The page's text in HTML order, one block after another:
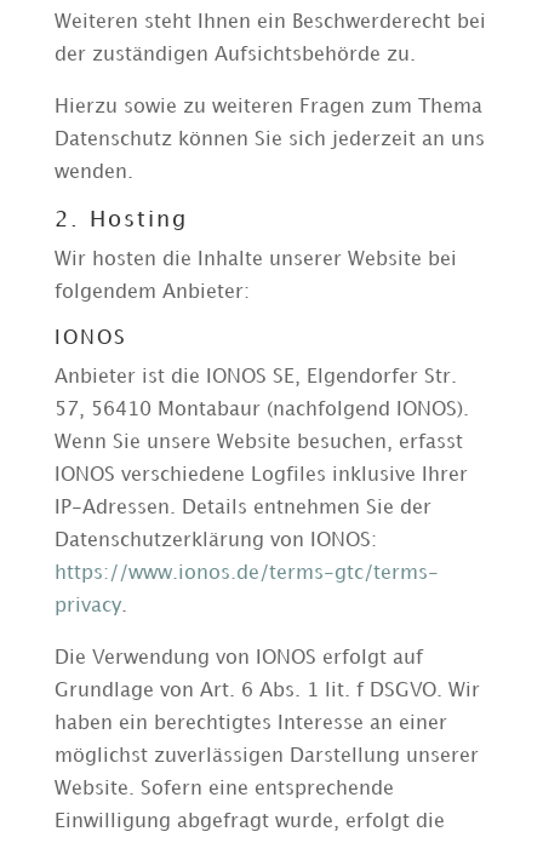
Weiteren steht Ihnen ein Beschwerderecht bei
der zuständigen Aufsichtsbehörde zu.
Hierzu sowie zu weiteren Fragen zum Thema
Datenschutz können Sie sich jederzeit an uns
wenden.
2. Hosting
Wir hosten die Inhalte unserer Website bei
folgendem Anbieter:
IONOS
Anbieter ist die IONOS SE, Elgendorfer Str.
57, 56410 Montabaur (nachfolgend IONOS).
Wenn Sie unsere Website besuchen, erfasst
IONOS verschiedene Logfiles inklusive Ihrer
IP-Adressen. Details entnehmen Sie der
Datenschutzerklärung von IONOS:
https://www.ionos.de/terms-gtc/terms-
privacy.
Die Verwendung von IONOS erfolgt auf
Grundlage von Art. 6 Abs. 1 lit. f DSGVO. Wir
haben ein berechtigtes Interesse an einer
möglichst zuverlässigen Darstellung unserer
Website. Sofern eine entsprechende
Einwilligung abgefragt wurde, erfolgt die